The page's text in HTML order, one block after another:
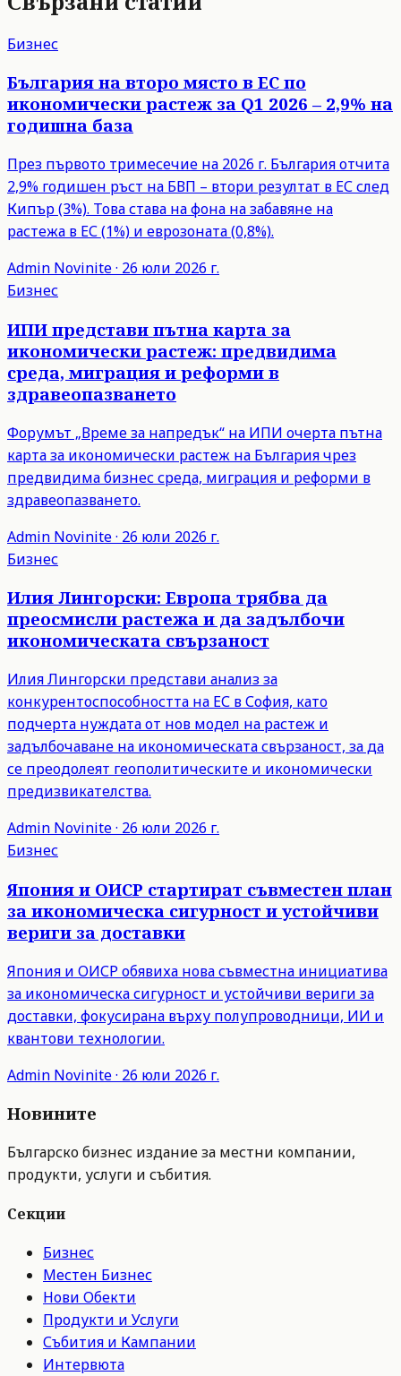
Бизнес
България на второ място в ЕС по
икономически растеж за Q1 2026 – 2,9% на
годишна база
През първото тримесечие на 2026 г. България отчита
2,9% годишен ръст на БВП – втори резултат в ЕС след
Кипър (3%). Това става на фона на забавяне на
растежа в ЕС (1%) и еврозоната (0,8%).
Admin Novinite· 26 юли 2026 г.
Бизнес
ИПИ представи пътна карта за
икономически растеж: предвидима
среда, миграция и реформи в
здравеопазването
Форумът „Време за напредък“ на ИПИ очерта пътна
карта за икономически растеж на България чрез
предвидима бизнес среда, миграция и реформи в
здравеопазването.
Admin Novinite· 26 юли 2026 г.
Бизнес
Илия Лингорски: Европа трябва да
преосмисли растежа и да задълбочи
икономическата свързаност
Илия Лингорски представи анализ за
конкурентоспособността на ЕС в София, като
подчерта нуждата от нов модел на растеж и
задълбочаване на икономическата свързаност, за да
се преодолеят геополитическите и икономически
предизвикателства.
Admin Novinite· 26 юли 2026 г.
Бизнес
Япония и ОИСР стартират съвместен план
за икономическа сигурност и устойчиви
вериги за доставки
Япония и ОИСР обявиха нова съвместна инициатива
за икономическа сигурност и устойчиви вериги за
доставки, фокусирана върху полупроводници, ИИ и
квантови технологии.
Admin Novinite· 26 юли 2026 г.
Новините
Българско бизнес издание за местни компании,
продукти, услуги и събития.
Секции
Бизнес
Местен Бизнес
Нови Обекти
Продукти и Услуги
Събития и Кампании
Интервюта